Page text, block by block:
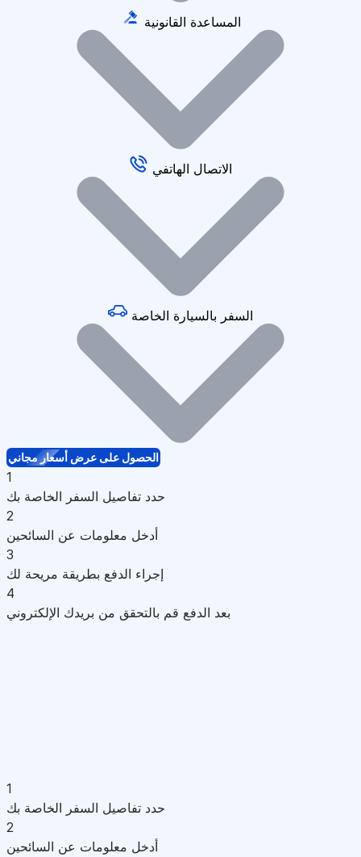
المساعدة القانونية
الاتصال الهاتفي
السفر بالسيارة الخاصة
الحصول على عرض أسعار مجاني
1
حدد تفاصيل السفر الخاصة بك
2
أدخل معلومات عن السائحين
3
إجراء الدفع بطريقة مريحة لك
4
بعد الدفع قم بالتحقق من بريدك الإلكتروني
1
حدد تفاصيل السفر الخاصة بك
2
أدخل معلومات عن السائحين